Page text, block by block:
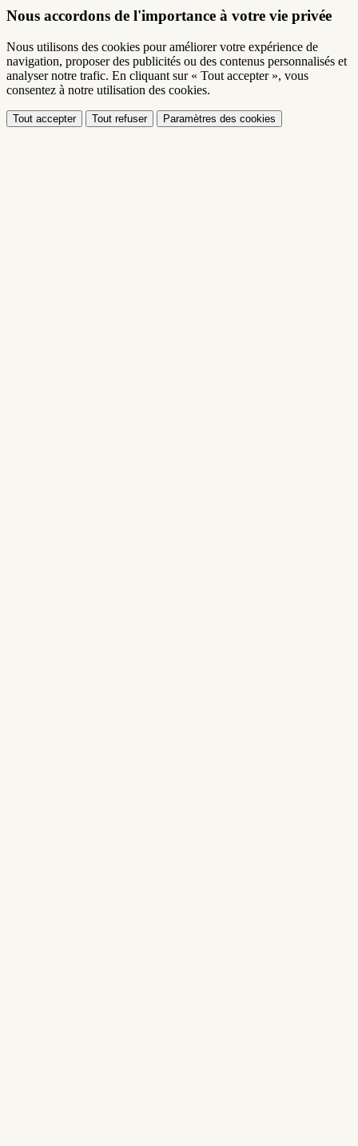
Nous accordons de l'importance à votre vie privée
Nous utilisons des cookies pour améliorer votre expérience de
navigation, proposer des publicités ou des contenus personnalisés et
analyser notre trafic. En cliquant sur « Tout accepter », vous
consentez à notre utilisation des cookies.
Tout accepter Tout refuser Paramètres des cookies